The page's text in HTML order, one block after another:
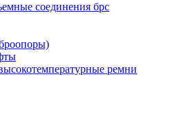
соединения брс
ремни